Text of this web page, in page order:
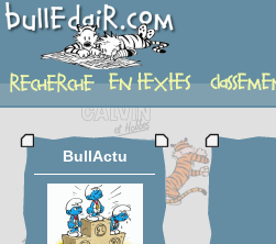
planche
BullActu